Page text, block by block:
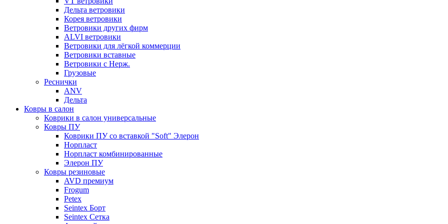
Дельта ветровики
Корея ветровики
Ветровики других фирм
ALVI ветровики
Ветровики для лёгкой коммерции
Ветровики вставные
Ветровики с Нерж.
Грузовые
Реснички
ANV
Дельта
Ковры в салон
Коврики в салон универсальные
Ковры ПУ
Коврики ПУ со вставкой "Soft" Элерон
Норпласт
Норпласт комбинированные
Элерон ПУ
Ковры резиновые
AVD премиум
Frogum
Petex
Seintex Борт
Seintex Сетка